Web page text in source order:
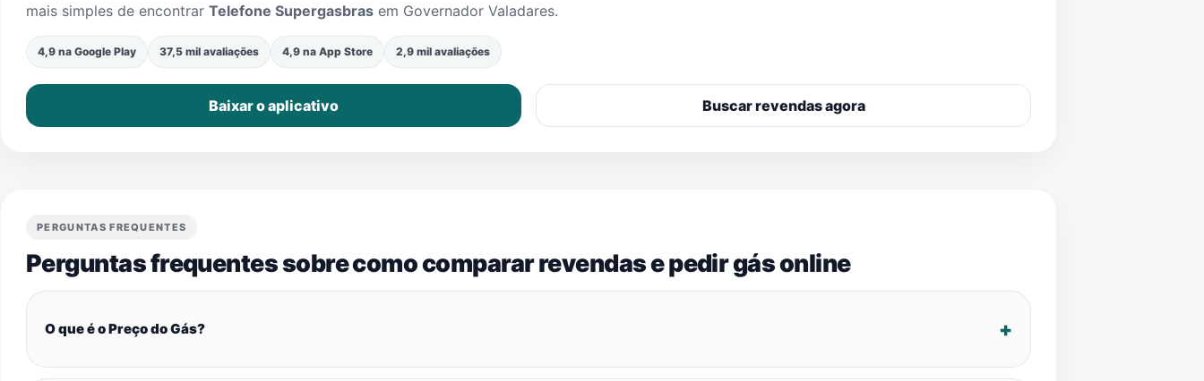
mais simples de encontrar Telefone Supergasbras em Governador Valadares.
4,9 na Google Play 37,5 mil avaliações 4,9 na App Store 2,9 mil avaliações
Baixar o aplicativo Buscar revendas agora
PERGUNTAS FREQUENTES
Perguntas frequentes sobre como comparar revendas e pedir gás online
O que é o Preço do Gás?